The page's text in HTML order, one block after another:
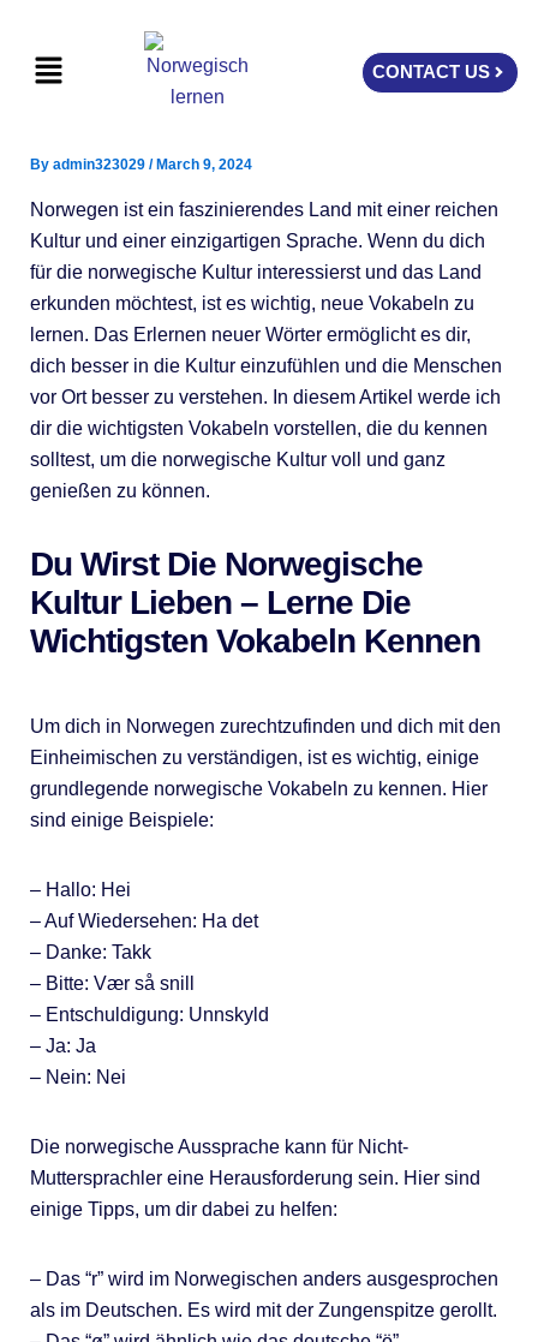
content
Menu CONTACT US
By admin323029 / March 9, 2024
Norwegen ist ein faszinierendes Land mit einer reichen
Kultur und einer einzigartigen Sprache. Wenn du dich
für die norwegische Kultur interessierst und das Land
erkunden möchtest, ist es wichtig, neue Vokabeln zu
lernen. Das Erlernen neuer Wörter ermöglicht es dir,
dich besser in die Kultur einzufühlen und die Menschen
vor Ort besser zu verstehen. In diesem Artikel werde ich
dir die wichtigsten Vokabeln vorstellen, die du kennen
solltest, um die norwegische Kultur voll und ganz
genießen zu können.
Du Wirst Die Norwegische
Kultur Lieben – Lerne Die
Wichtigsten Vokabeln Kennen
Um dich in Norwegen zurechtzufinden und dich mit den
Einheimischen zu verständigen, ist es wichtig, einige
grundlegende norwegische Vokabeln zu kennen. Hier
sind einige Beispiele:
– Hallo: Hei
– Auf Wiedersehen: Ha det
– Danke: Takk
– Bitte: Vær så snill
– Entschuldigung: Unnskyld
– Ja: Ja
– Nein: Nei
Die norwegische Aussprache kann für Nicht-
Muttersprachler eine Herausforderung sein. Hier sind
einige Tipps, um dir dabei zu helfen:
– Das “r” wird im Norwegischen anders ausgesprochen
als im Deutschen. Es wird mit der Zungenspitze gerollt.